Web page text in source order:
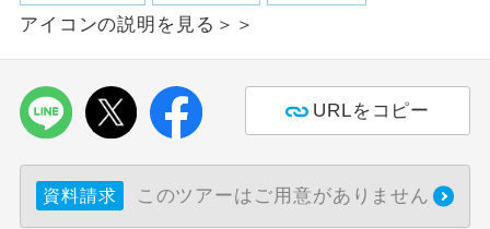
アイコンの説明を見る＞＞
URLをコピー
資料請求 このツアーはご用意がありません